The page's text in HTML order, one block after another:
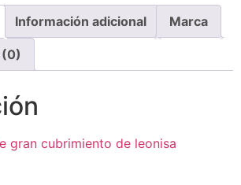
Información adicional Marca
cubrimiento de leonisa